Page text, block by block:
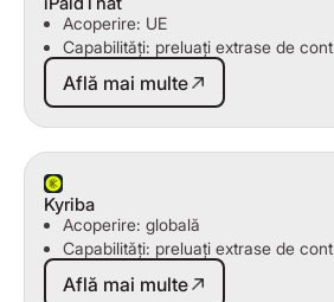
Acoperire: UE
Capabilități: preluați extrase de cont
Află mai multe
Află mai multe
Kyriba
Acoperire: globală
Capabilități: preluați extrase de cont
Află mai multe
Află mai multe